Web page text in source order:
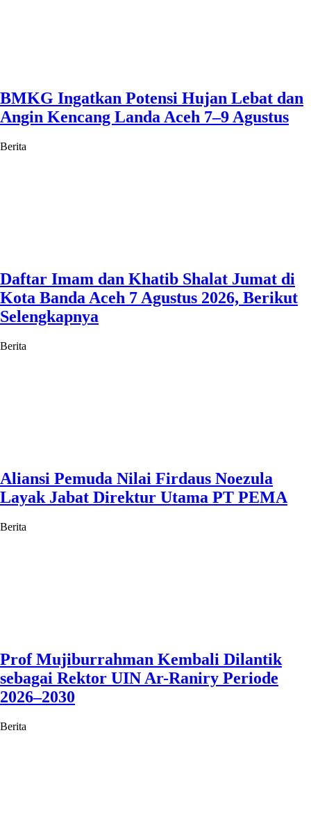
BMKG Ingatkan Potensi Hujan Lebat dan
Angin Kencang Landa Aceh 7–9 Agustus
Berita
Daftar Imam dan Khatib Shalat Jumat di
Kota Banda Aceh 7 Agustus 2026, Berikut
Selengkapnya
Berita
Aliansi Pemuda Nilai Firdaus Noezula
Layak Jabat Direktur Utama PT PEMA
Berita
Prof Mujiburrahman Kembali Dilantik
sebagai Rektor UIN Ar-Raniry Periode
2026–2030
Berita